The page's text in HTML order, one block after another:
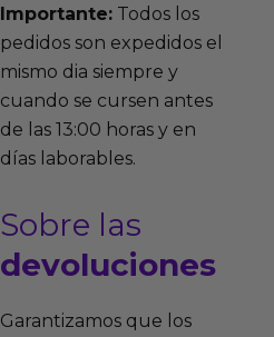
Importante:Todos los
pedidos son expedidos el
mismo dia siempre y
cuando se cursen antes
de las 13:00 horas y en
días laborables.
Sobre las
devoluciones
Garantizamos que los